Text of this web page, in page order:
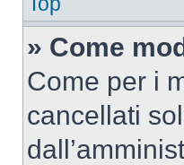
» Come
Come per i
cancellati